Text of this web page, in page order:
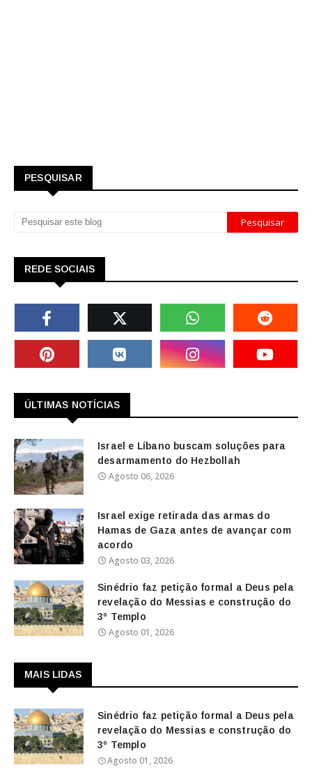
PESQUISAR
REDE SOCIAIS
ÚLTIMAS NOTÍCIAS
Israel e Líbano buscam soluções para
desarmamento do Hezbollah
Agosto 06, 2026
Israel exige retirada das armas do
Hamas de Gaza antes de avançar com
acordo
Agosto 03, 2026
Sinédrio faz petição formal a Deus pela
revelação do Messias e construção do
3º Templo
Agosto 01, 2026
MAIS LIDAS
Sinédrio faz petição formal a Deus pela
revelação do Messias e construção do
3º Templo
Agosto 01, 2026